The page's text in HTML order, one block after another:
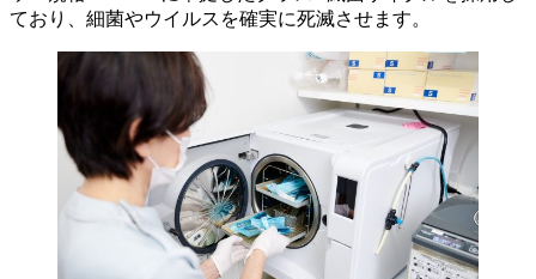
ており、細菌やウイルスを確実に死滅させます。